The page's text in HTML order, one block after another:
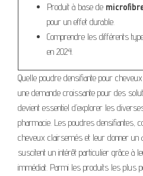
Produit à base de
pour un effet durable.
Comprendre les différents
en 2024.
Quelle poudre densifiante pour
une demande croissante pour des
devient essentiel d’explorer les
pharmacie. Les poudres densifiantes,
cheveux clairsemés et leur donner un
suscitent un intérêt particulier grâce à
immédiat. Parmi les produits les plus